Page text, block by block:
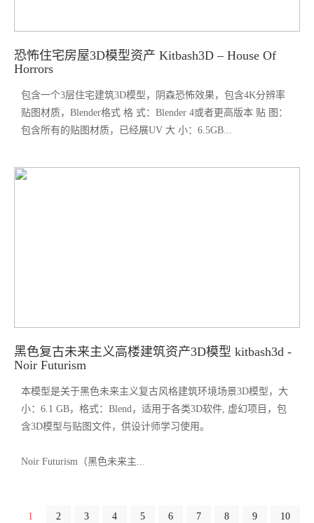
恐怖住宅房屋3D模型资产 Kitbash3D – House Of
Horrors
包含一个3层住宅建筑3D模型，阴森恐怖效果，包含4K分辨率
贴图材质，Blender格式 格 式：Blender 4或者更高版本 贴 图：
包含所有的贴图材质，已经展UV 大 小：6.5GB...
黑色复古未来主义高楼建筑资产3D模型 kitbash3d -
Noir Futurism
本模型是关于黑色未来主义复古风格建筑环境场景3D模型，大
小：6.1 GB，格式：Blend，适用于各类3D软件, 虚幻项目，包
含3D模型与贴图文件，供设计师学习使用。
Noir Futurism（黑色未来主...
1 2 3 4 5 6 7 8 9 10